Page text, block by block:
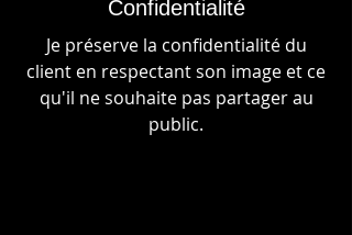
Confidentialité
Je préserve la confidentialité du
client en respectant son image et ce
qu'il ne souhaite pas partager au
public.